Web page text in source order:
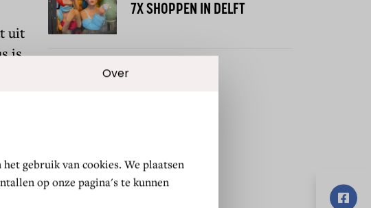
Over
gebruik van cookies. We plaatsen
op onze pagina's te kunnen
uit
is
de
7X SHOPPEN IN DELFT